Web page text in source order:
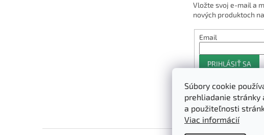
Súbory cookie
prehliadanie stránky
a použiteľnosti
Viac informácií
Vložte svoj e-mail a
nových produktoch
Email
PRIHLÁSIŤ SA